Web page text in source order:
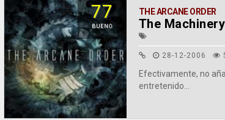
77
BUENO
THE ARCANE ORDER
The
28-12-2006
Efectivamente, no
entretenido...